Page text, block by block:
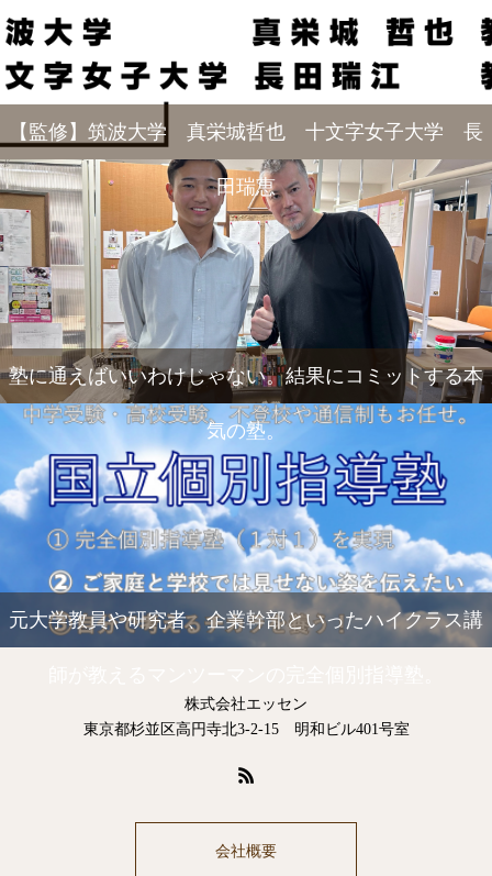
【監修】筑波大学 真栄城哲也 十文字女子大学 長
田瑞恵
塾に通えばいいわけじゃない。結果にコミットする本
気の塾。
元大学教員や研究者、企業幹部といったハイクラス講
株式会社エッセン
東京都杉並区高円寺北3-2-15 明和ビル401号室
会社概要